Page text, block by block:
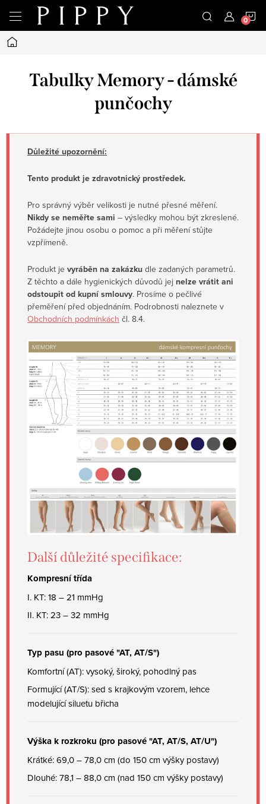
obsah
Domů
Tabulky Memory - dámské
punčochy
Důležité upozornění:
Tento produkt je zdravotnický prostředek.
Pro správný výběr velikosti je nutné přesné měření.
Nikdy se neměřte sami – výsledky mohou být zkreslené.
Požádejte jinou osobu o pomoc a při měření stůjte
vzpřímeně.
Produkt je vyráběn na zakázku dle zadaných parametrů.
Z těchto a dále hygienických důvodů jej nelze vrátit ani
odstoupit od kupní smlouvy. Prosíme o pečlivé
přeměření před objednáním. Podrobnosti naleznete v
Obchodních podmínkách čl. 8.4.
Další důležité specifikace:
Kompresní třída
I. KT: 18 – 21 mmHg
II. KT: 23 – 32 mmHg
Typ pasu (pro pasové "AT, AT/S")
Komfortní (AT): vysoký, široký, pohodlný pas
Formující (AT/S): sed s krajkovým vzorem, lehce
modelující siluetu břicha
Výška k rozkroku (pro pasové "AT, AT/S, AT/U")
Krátké: 69,0 – 78,0 cm (do 150 cm výšky postavy)
Dlouhé: 78,1 – 88,0 cm (nad 150 cm výšky postavy)